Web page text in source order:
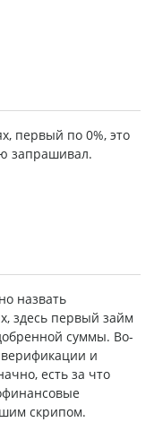
первый по 0%, это
запрашивал.
назвать
здесь первый займ
суммы. Во-
и
есть за что
скрипом.